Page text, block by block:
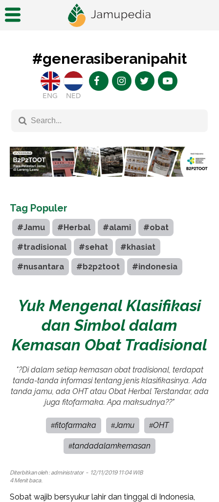
#generasiberanipahit
ENG NED
Tag Populer
#Jamu #Herbal #alami #obat
#tradisional #sehat #khasiat
#nusantara #b2p2toot #indonesia
Yuk Mengenal Klasifikasi
dan Simbol dalam
Kemasan Obat Tradisional
"?Di dalam setiap kemasan obat tradisional, terdapat
tanda-tanda informasi tentang jenis klasifikasinya. Ada
tanda jamu, ada OHT atau Obat Herbal Terstandar, ada
juga fitofarmaka. Apa maksudnya??"
#fitofarmaka #Jamu #OHT
#tandadalamkemasan
Diterbitkan oleh : administrator- 12/11/2019 11:04 WIB
4 Menit baca.
Sobat wajib bersyukur lahir dan tinggal di Indonesia,